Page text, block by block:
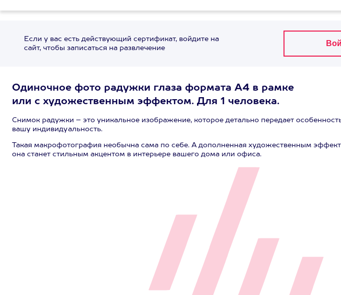
Если у вас есть действующий сертификат, войдите на
сайт, чтобы записаться на развлечение
Одиночное фото радужки глаза формата А4 в рамке
или с художественным эффектом. Для 1 человека.
Снимок радужки – это уникальное изображение, которое детально передает
вашу индивидуальность.
Такая макрофотография необычна сама по себе. А дополненная художественным
она станет стильным акцентом в интерьере вашего дома или офиса.